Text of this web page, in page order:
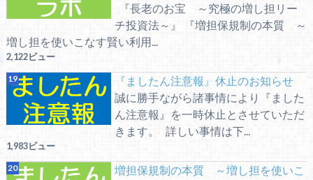
『長老のお宝 ～究極の増し担リー
チ投資法～』 『増担保規制の本質 ～
増し担を使いこなす賢い利用...
2,122ビュー
『ましたん注意報』休止のお知らせ
誠に勝手ながら諸事情により『ました
ん注意報』を一時休止とさせていただ
きます。 詳しい事情は下...
1,983ビュー
増担保規制の本質 ～増し担を使いこ